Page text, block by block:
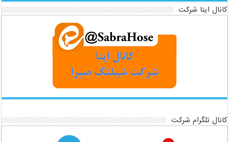
کانال ایتا شرکت
کانال تلگرام شرکت